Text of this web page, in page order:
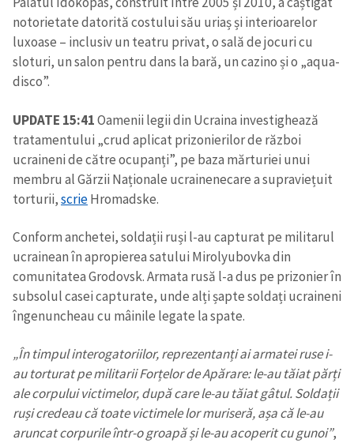
notorietate datorită costului său uriaș și interioarelor
luxoase – inclusiv un teatru privat, o sală de jocuri cu
sloturi, un salon pentru dans la bară, un cazino și o „aqua-
disco”.
UPDATE 15:41Oamenii legii din Ucraina investighează
tratamentului „crud aplicat prizonierilor de război
ucraineni de către ocupanți”, pe baza mărturiei unui
membru al Gărzii Naționale ucrainenecare a supraviețuit
torturii,scrieHromadske.
Conform anchetei, soldații ruși l-au capturat pe militarul
ucrainean în apropierea satului Mirolyubovka din
comunitatea Grodovsk. Armata rusă l-a dus pe prizonier în
subsolul casei capturate, unde alți șapte soldați ucraineni
îngenuncheau cu mâinile legate la spate.
„În timpul interogatoriilor, reprezentanți ai armatei ruse i-
au torturat pe militarii Forțelor de Apărare: le-au tăiat părți
ale corpului victimelor, după care le-au tăiat gâtul. Soldații
ruși credeau că toate victimele lor muriseră, așa că le-au
aruncat corpurile într-o groapă și le-au acoperit cu gunoi”,